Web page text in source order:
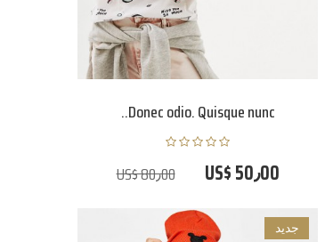
Donec odio. Quisque nunc..
US$ 50٫00 US$ 80٫00
جديد